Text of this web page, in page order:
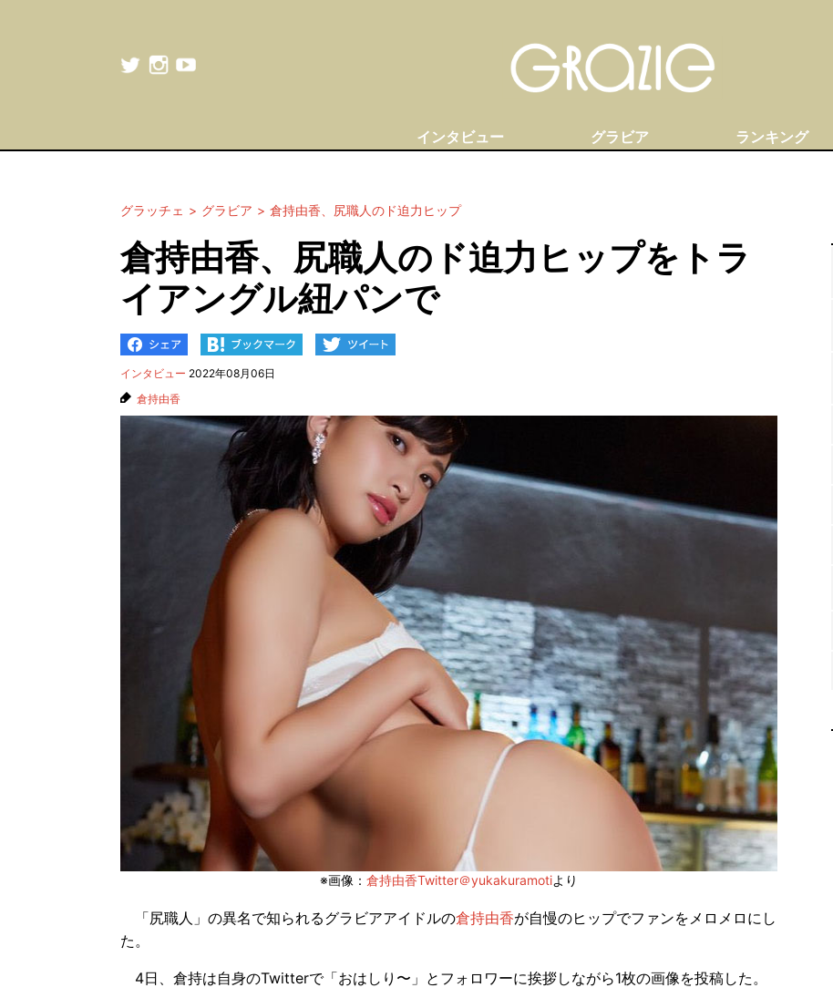
インタビュー グラビア ランキング
グラッチェ グラビア 倉持由香、尻職人のド迫力ヒップ
倉持由香、尻職人のド迫力ヒップをトラ
イアングル紐パンで
インタビュー 2022年08月06日
倉持由香
※画像： 倉持由香Twitter＠yukakuramotiより
「尻職人」の異名で知られるグラビアアイドルの倉持由香が自慢のヒップでファンをメロメロにし
た。
4日、倉持は自身のTwitterで「おはしり〜」とフォロワーに挨拶しながら1枚の画像を投稿した。